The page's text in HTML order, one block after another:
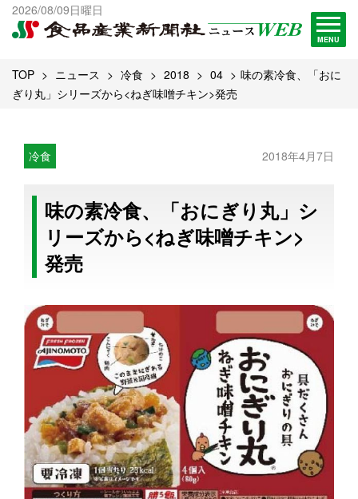
2026/08/09日曜日
MENU
出版物一覧へ
試読・購読申し込み
TOP ニュース 冷食 2018 04
味の素冷食、「おに
ぎり丸」シリーズから<ねぎ味噌チキン>発売
冷食 2018年4月7日
味の素冷食、「おにぎり丸」シ
リーズから<ねぎ味噌チキン>
発売